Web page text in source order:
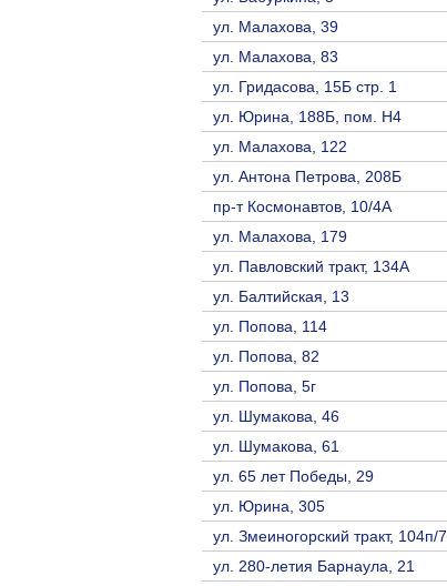
ул. Малахова, 39
ул. Малахова, 83
ул. Гридасова, 15Б стр. 1
ул. Юрина, 188Б, пом. Н4
ул. Малахова, 122
ул. Антона Петрова, 208Б
пр-т Космонавтов, 10/4A
ул. Малахова, 179
ул. Павловский тракт, 134А
ул. Балтийская, 13
ул. Попова, 114
ул. Попова, 82
ул. Попова, 5г
ул. Шумакова, 46
ул. Шумакова, 61
ул. 65 лет Победы, 29
ул. Юрина, 305
ул. Змеиногорский тракт, 104п/7
ул. 280-летия Барнаула, 21